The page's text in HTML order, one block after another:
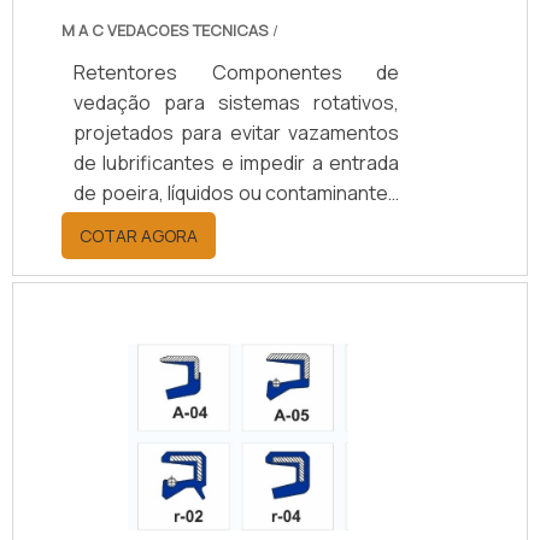
M A C VEDACOES TECNICAS /
Retentores Componentes de
vedação para sistemas rotativos,
projetados para evitar vazamentos
de lubrificantes e impedir a entrada
de poeira, líquidos ou contaminantes
em eixos e rolamentos. Disponíveis
em borracha nitrílica (NBR), Viton
(FKM), silicone, PTFE ou grafite,
+200°C, conforme o material.
Oferecem opções de vedação
simples ou dupla, com ou sem mola,
e diâmetros de 10 a 200 mm.
Aplicados em setores automotivo,
agrícola, naval, ferroviário e
industrial, aumentam a durabilidade
COTAR AGORA